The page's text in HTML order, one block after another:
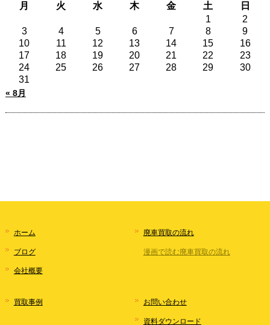
月
火 水 木 金 土
日
1
2
3
4 5 6 7 8
9
10
11 12 13 14 15
16
17
18 19 20 21 22
23
24
25 26 27 28 29
30
31
« 8月
ホーム
ブログ
会社概要
廃車買取の流れ
漫画で読む廃車買取の流れ
買取事例 お問い合わせ
資料ダウンロード